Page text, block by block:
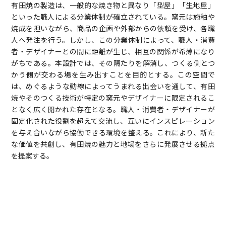
有田焼の製造は、一般的な焼き物と異なり「型屋」「生地屋」
といった職人による分業体制が確立されている。窯元は施釉や
焼成を担いながら、商品の企画や外部からの依頼を受け、各職
人へ発注を行う。しかし、この分業体制によって、職人・消費
者・デザイナーとの間に距離が生じ、相互の関係が希薄になり
がちである。本設計では、その隔たりを解消し、つくる側とつ
かう側が交わる場を生み出すことを目的とする。この空間で
は、めぐるような動線によってうまれる出会いを通して、有田
焼やそのつくる技術が特定の窯元やデザイナーに限定されるこ
となく広く開かれた存在となる。職人・消費者・デザイナーが
固定化された役割を超えて交流し、互いにインスピレーション
を与え合いながら協働できる環境を整える。これにより、新た
な価値を共創し、有田焼の魅力と地場をさらに発展させる拠点
を提案する。